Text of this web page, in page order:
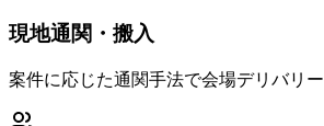
現地通関・搬入
案件に応じた通関手法で会場デリバリー